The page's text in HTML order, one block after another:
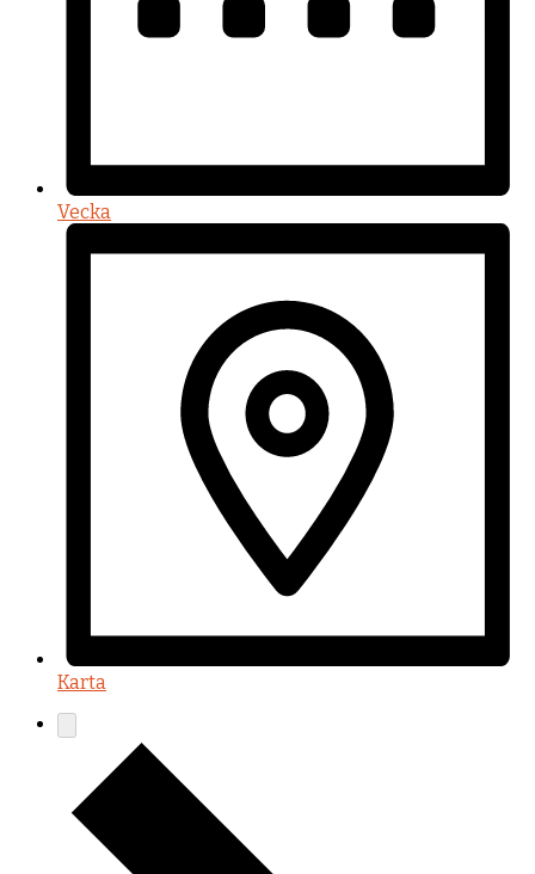
Vecka
Karta